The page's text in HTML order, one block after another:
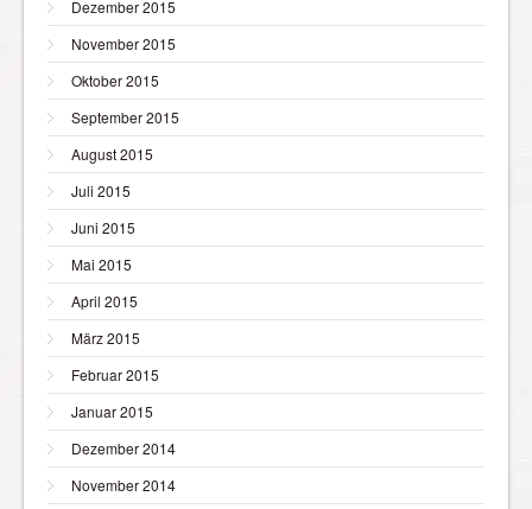
Dezember 2015
November 2015
Oktober 2015
September 2015
August 2015
Juli 2015
Juni 2015
Mai 2015
April 2015
März 2015
Februar 2015
Januar 2015
Dezember 2014
November 2014